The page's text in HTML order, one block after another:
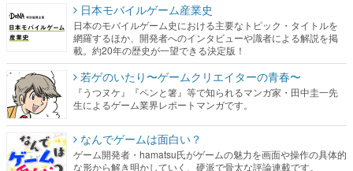
日本モバイルゲーム産業史
日本のモバイルゲーム史における主要なトピック・タイトルを
網羅するほか、開発者へのインタビューや識者による解説を掲
載。約20年の歴史が一望できる決定版！
若ゲのいたり〜ゲームクリエイターの青春〜
『うつヌケ』『ペンと箸』等で知られるマンガ家・田中圭一先
生によるゲーム業界レポートマンガです。
なんでゲームは面白い？
ゲーム開発者・hamatsu氏がゲームの魅力を画面や操作の具体的
な形から解き明かしていく、硬派で骨太な評論連載です。